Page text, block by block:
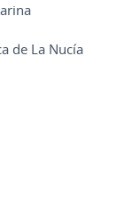
de La Nucía